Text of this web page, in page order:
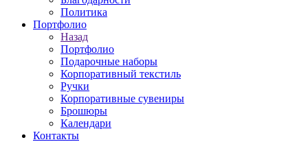
Политика
Портфолио
Назад
Портфолио
Подарочные наборы
Корпоративный текстиль
Ручки
Корпоративные сувениры
Брошюры
Календари
Контакты